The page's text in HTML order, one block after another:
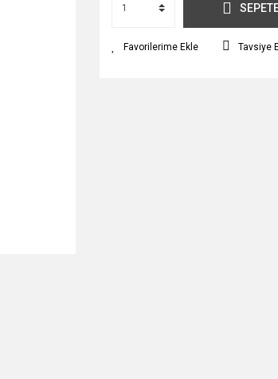
Tavsiye